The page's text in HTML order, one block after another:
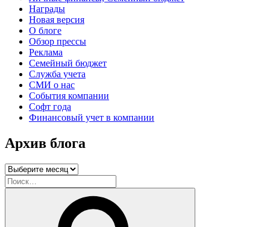
Награды
Новая версия
О блоге
Обзор прессы
Реклама
Семейный бюджет
Служба учета
СМИ о нас
События компании
Софт года
Финансовый учет в компании
Архив блога
Архив
блога
Искать: